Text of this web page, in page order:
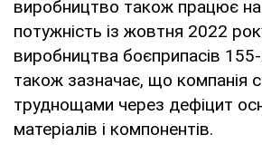
виробництво також працює
потужність із жовтня 2022
виробництва боєприпасів
також зазначає, що компанія
труднощами через дефіцит
матеріалів і компонентів.